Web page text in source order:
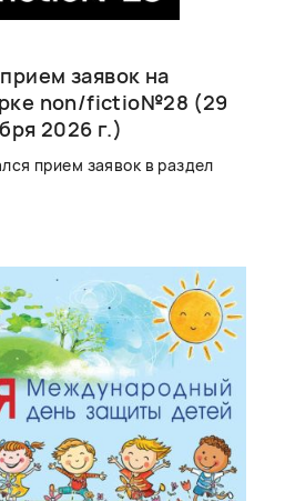
заявок на
non/fictio№28 (29
2026 г.)
прием заявок в раздел